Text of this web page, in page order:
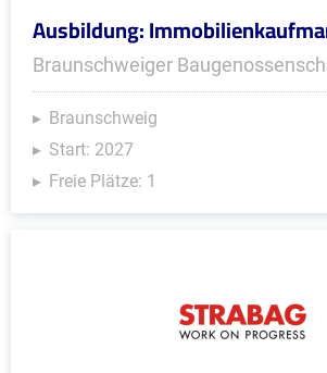
Ausbildung:
Braunschweiger
Braunschweig
Start: 2027
Freie Plätze: 1